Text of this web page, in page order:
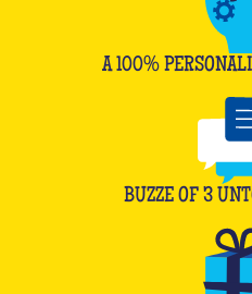
A 100%
BUZZE OF 3